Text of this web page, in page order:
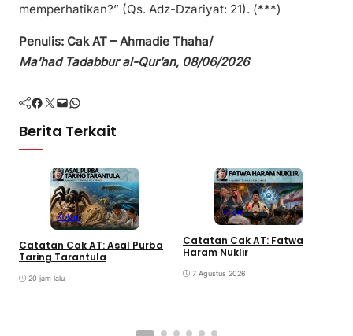
memperhatikan?” (Qs. Adz-Dzariyat: 21). (***)
Penulis: Cak AT – Ahmadie Thaha/
Ma’had Tadabbur al-Qur’an, 08/06/2026
Facebook Twitter Mail WhatsApp
Berita Terkait
Kolom
Catatan Cak AT: Asal Purba
Taring Tarantula
20 jam lalu
Kolom
Catatan Cak AT: Fatwa
Haram Nuklir
7 Agustus 2026